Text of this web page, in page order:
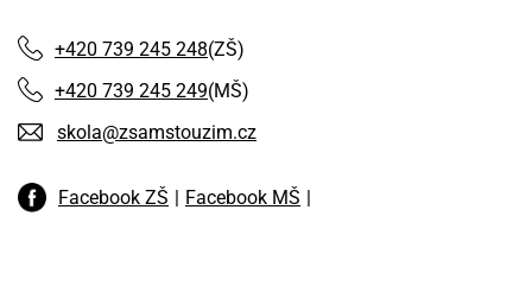
+420 739 245 248(ZŠ)
+420 739 245 249(MŠ)
skola@zsamstouzim.cz
Facebook ZŠ Facebook MŠ